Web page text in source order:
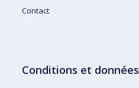
Contact
Conditions et données